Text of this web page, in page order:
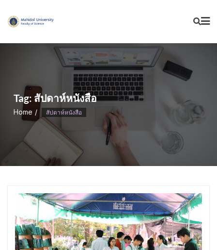
content
Tag: สัปดาห์หนังสือ
Home สัปดาห์หนังสือ